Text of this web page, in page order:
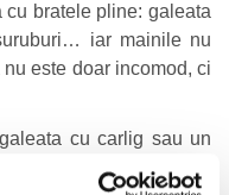
cu bratele pline: galeata
iar mainile nu
este doar incomod, ci
cu carlig sau un
ai ambele maini libere